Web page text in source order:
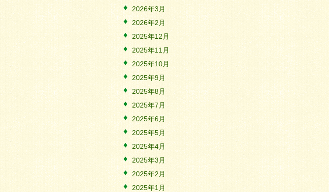
2026年3月
2026年2月
2025年12月
2025年11月
2025年10月
2025年9月
2025年8月
2025年7月
2025年6月
2025年5月
2025年4月
2025年3月
2025年2月
2025年1月